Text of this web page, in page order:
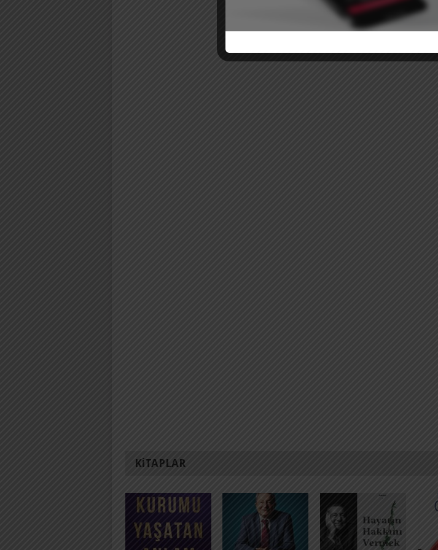
KITAPLAR